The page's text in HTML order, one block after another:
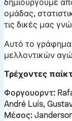
δημιουργούμε
ομάδας,
τις δικές μας
Αυτό το γράφημα
μελλοντικών
Τρέχοντες
Φοργουορντ:
André Luís,
Μέσος: